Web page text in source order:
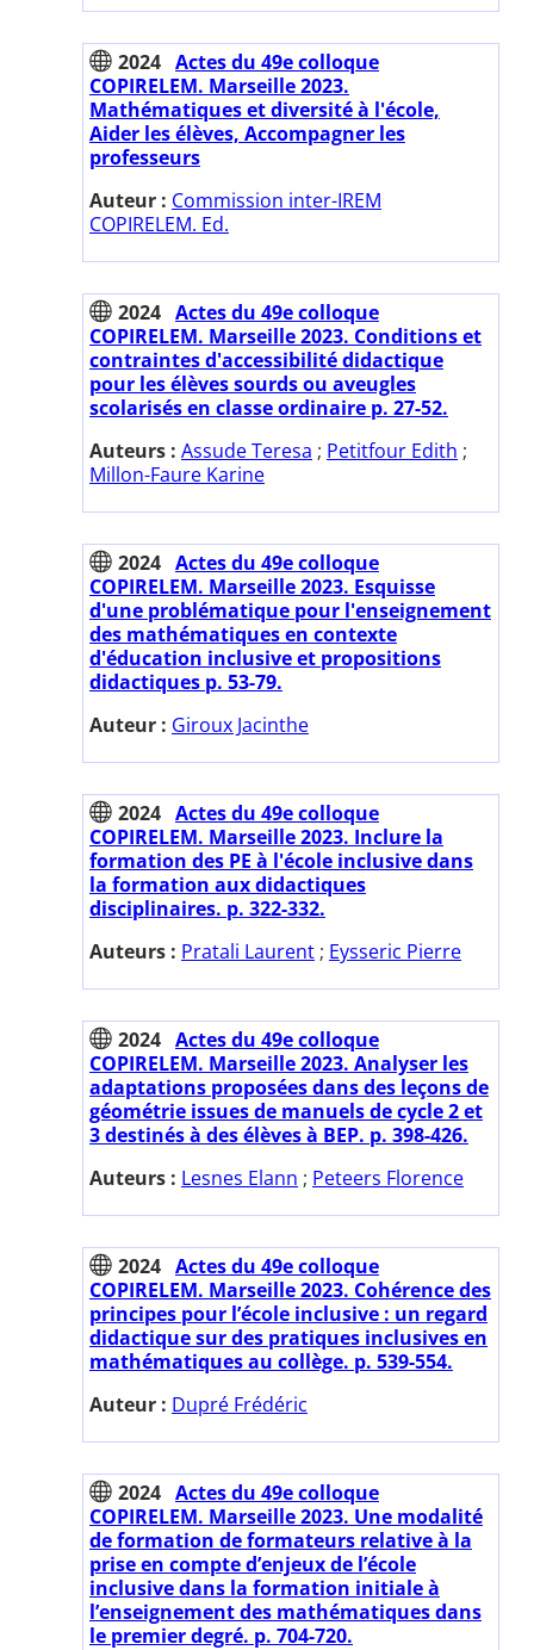
2024 Actes du 49e colloque
COPIRELEM. Marseille 2023.
Mathématiques et diversité à l'école,
Aider les élèves, Accompagner les
professeurs
Auteur : Commission inter-IREM
COPIRELEM. Ed.
2024 Actes du 49e colloque
COPIRELEM. Marseille 2023. Conditions et
contraintes d'accessibilité didactique
pour les élèves sourds ou aveugles
scolarisés en classe ordinaire p. 27-52.
Auteurs : Assude Teresa ; Petitfour Edith ;
Millon-Faure Karine
2024 Actes du 49e colloque
COPIRELEM. Marseille 2023. Esquisse
d'une problématique pour l'enseignement
des mathématiques en contexte
d'éducation inclusive et propositions
didactiques p. 53-79.
Auteur : Giroux Jacinthe
2024 Actes du 49e colloque
COPIRELEM. Marseille 2023. Inclure la
formation des PE à l'école inclusive dans
la formation aux didactiques
disciplinaires. p. 322-332.
Auteurs : Pratali Laurent ; Eysseric Pierre
2024 Actes du 49e colloque
COPIRELEM. Marseille 2023. Analyser les
adaptations proposées dans des leçons de
géométrie issues de manuels de cycle 2 et
3 destinés à des élèves à BEP. p. 398-426.
Auteurs : Lesnes Elann ; Peteers Florence
2024 Actes du 49e colloque
COPIRELEM. Marseille 2023. Cohérence des
principes pour l’école inclusive : un regard
didactique sur des pratiques inclusives en
mathématiques au collège. p. 539-554.
Auteur : Dupré Frédéric
2024 Actes du 49e colloque
COPIRELEM. Marseille 2023. Une modalité
de formation de formateurs relative à la
prise en compte d’enjeux de l’école
inclusive dans la formation initiale à
l’enseignement des mathématiques dans
le premier degré. p. 704-720.